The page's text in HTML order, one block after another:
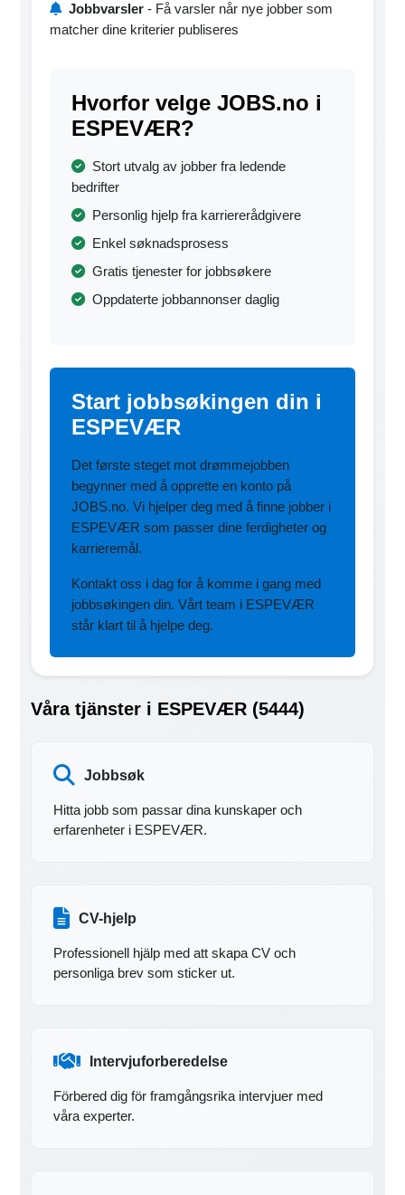
Jobbvarsler - Få varsler når nye jobber som
matcher dine kriterier publiseres
Hvorfor velge JOBS.no i
ESPEVÆR?
Stort utvalg av jobber fra ledende
bedrifter
Personlig hjelp fra karriererådgivere
Enkel søknadsprosess
Gratis tjenester for jobbsøkere
Oppdaterte jobbannonser daglig
Start jobbsøkingen din i
ESPEVÆR
Det første steget mot drømmejobben
begynner med å opprette en konto på
JOBS.no. Vi hjelper deg med å finne jobber i
ESPEVÆR som passer dine ferdigheter og
karrieremål.
Kontakt oss i dag for å komme i gang med
jobbsøkingen din. Vårt team i ESPEVÆR
står klart til å hjelpe deg.
Våra tjänster i ESPEVÆR (5444)
Jobbsøk
Hitta jobb som passar dina kunskaper och
erfarenheter i ESPEVÆR.
CV-hjelp
Professionell hjälp med att skapa CV och
personliga brev som sticker ut.
Intervjuforberedelse
Förbered dig för framgångsrika intervjuer med
våra experter.